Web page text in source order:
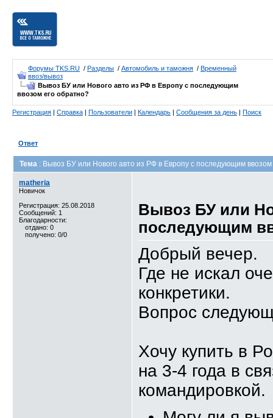
Форумы TKS.RU / Разделы / Автомобиль и таможня / Временный
ввоз/вывоз
Вывоз БУ или Нового авто из РФ в Европу с последующим
ввозом его обратно?
Регистрация | Справка | Пользователи | Календарь | Сообщения за день | Поиск
Ответ
Тема : Вывоз БУ или Нового авто из РФ в Европу с последующим ввозом
matheria
Новичок
Регистрация: 25.08.2018
Сообщений: 1
Благодарности:
отдано: 0
получено: 0/0
Вывоз БУ или
последующим
Добрый вечер.
Где не искал
конкретики.
Вопрос
Хочу купить в
на 3-4 года в
командировкой.